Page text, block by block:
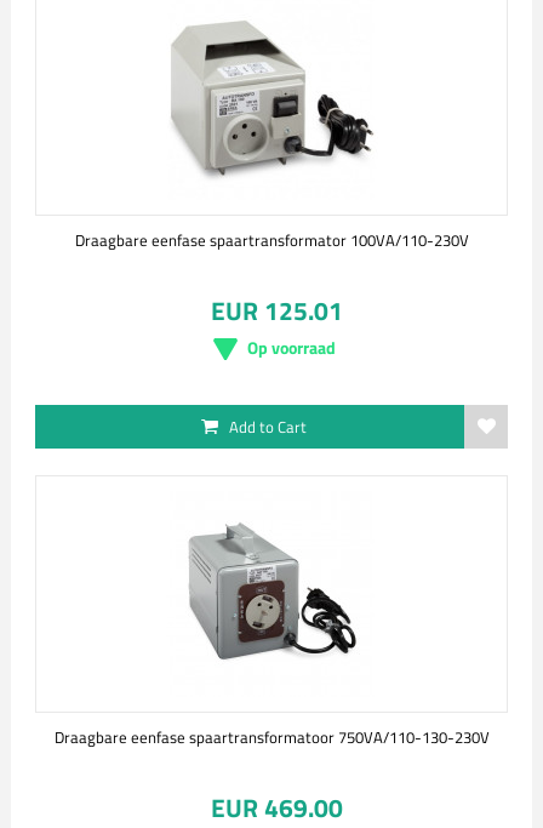
Draagbare eenfase spaartransformator 100VA/110-230V
EUR 125.01
Op voorraad
Add to Cart
Draagbare eenfase spaartransformatoor 750VA/110-130-230V
EUR 469.00